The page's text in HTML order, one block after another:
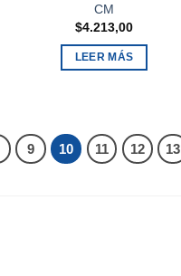
CM
$4.213,00
LEER MÁS
9 10 11 12 13